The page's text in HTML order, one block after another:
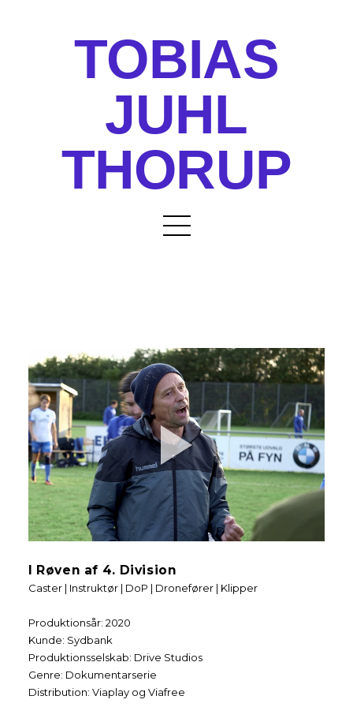
TOBIAS
JUHL
THORUP
I Røven af 4. Division
Caster | Instruktør | DoP | Dronefører | Klipper
Produktionsår: 2020
Kunde: Sydbank
Produktionsselskab: Drive Studios
Genre: Dokumentarserie
Distribution: Viaplay og Viafree